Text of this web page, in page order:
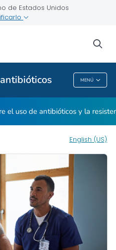
de Estados Unidos
MENÚ
y la resistencia a los
el uso de antibióticos y la
English (US)